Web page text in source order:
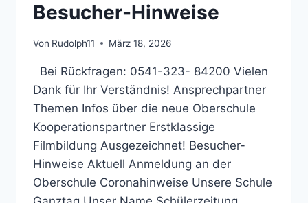
SCHULE?
Besucher-Hinweise
Von Rudolph11 März 18, 2026
Bei Rückfragen: 0541-323- 84200 Vielen
Dank für Ihr Verständnis! Ansprechpartner
Themen Infos über die neue Oberschule
Kooperationspartner Erstklassige
Filmbildung Ausgezeichnet! Besucher-
Hinweise Aktuell Anmeldung an der
Oberschule Coronahinweise Unsere Schule